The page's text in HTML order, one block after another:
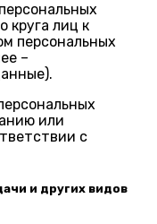
круга лиц к
персональных
–
или
с
и других видов